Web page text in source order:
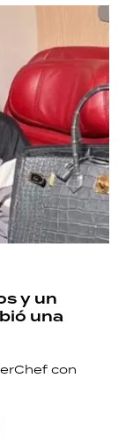
y un
una
con